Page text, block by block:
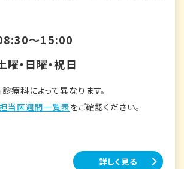
～15:00
曜・日曜・祝日
療科によって異なります。
当医週間一覧表をご確認ください。
詳しく見る